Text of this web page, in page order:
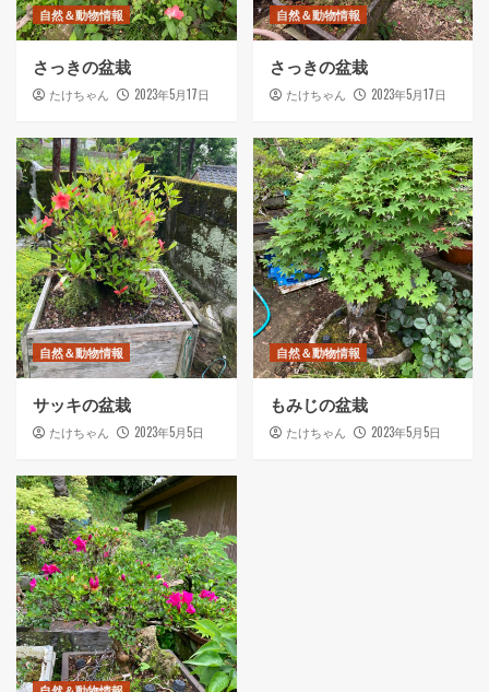
自然＆動物情報
さっきの盆栽
たけちゃん 2023年5月17日
自然＆動物情報
さっきの盆栽
たけちゃん 2023年5月17日
自然＆動物情報
サッキの盆栽
たけちゃん 2023年5月5日
自然＆動物情報
もみじの盆栽
たけちゃん 2023年5月5日